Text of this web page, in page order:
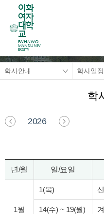
이화
여자
대학
교
EWHA WO
MANS UNIV
ERSITY
학사안내 학사일정
학
2026
년/월 일/요일
1월
1(목)
14(수) ~ 19(월)